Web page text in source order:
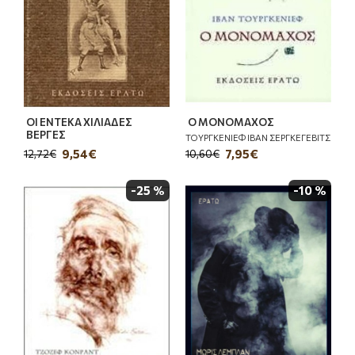
ΟΙ ΕΝΤΕΚΑ ΧΙΛΙΑΔΕΣ
ΒΕΡΓΕΣ
9,54€
12,72€
Ο ΜΟΝΟΜΑΧΟΣ
ΤΟΥΡΓΚΕΝΙΕΦ ΙΒΑΝ ΣΕΡΓΚΕΓΕΒΙΤΣ
7,95€
10,60€
-25 % -10 %